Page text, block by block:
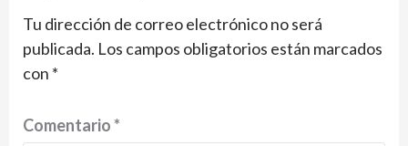
Tu dirección de correo electrónico no será
publicada. Los campos obligatorios están marcados
con *
Comentario*